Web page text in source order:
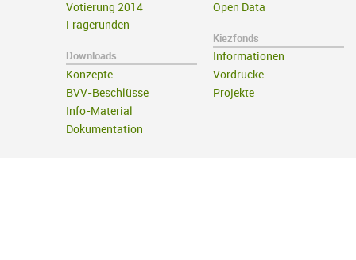
Votierung 2014
Fragerunden
Downloads
Konzepte
BVV-Beschlüsse
Info-Material
Dokumentation
Open Data
Kiezfonds
Informationen
Vordrucke
Projekte